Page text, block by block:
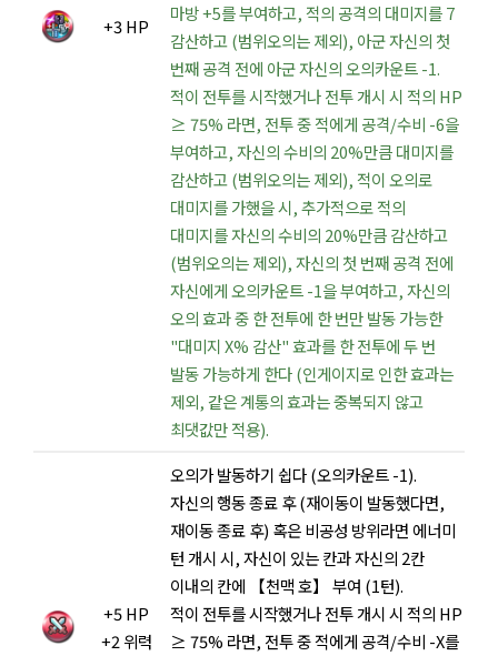
+3 HP
마방 +5를 부여하고, 적의 공격의 대미지를 7
감산하고 (범위오의는 제외), 아군 자신의 첫
번째 공격 전에 아군 자신의 오의카운트 -1.
적이 전투를 시작했거나 전투 개시 시 적의 HP
≥ 75% 라면, 전투 중 적에게 공격/수비 -6을
부여하고, 자신의 수비의 20%만큼 대미지를
감산하고 (범위오의는 제외), 적이 오의로
대미지를 가했을 시, 추가적으로 적의
대미지를 자신의 수비의 20%만큼 감산하고
(범위오의는 제외), 자신의 첫 번째 공격 전에
자신에게 오의카운트 -1을 부여하고, 자신의
오의 효과 중 한 전투에 한 번만 발동 가능한
"대미지 X% 감산" 효과를 한 전투에 두 번
발동 가능하게 한다 (인게이지로 인한 효과는
제외, 같은 계통의 효과는 중복되지 않고
최댓값만 적용).
+5 HP
+2 위력
오의가 발동하기 쉽다 (오의카운트 -1).
자신의 행동 종료 후 (재이동이 발동했다면,
재이동 종료 후) 혹은 비공성 방위라면 에너미
턴 개시 시, 자신이 있는 칸과 자신의 2칸
이내의 칸에 【천맥 호】 부여 (1턴).
적이 전투를 시작했거나 전투 개시 시 적의 HP
≥ 75% 라면, 전투 중 적에게 공격/수비 -X를